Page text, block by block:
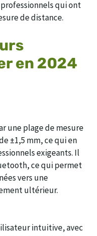
qui ont
de distance.
en 2024
une plage de mesure
±1,5 mm, ce qui en
exigeants. Il
ce qui permet
vers une
ultérieur.
intuitive, avec